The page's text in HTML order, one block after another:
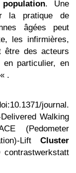
. Une
la pratique de
âgées peut
les infirmières,
être des acteurs
particulier, en
.
journal.
Walking
(Pedometer
Lift Cluster